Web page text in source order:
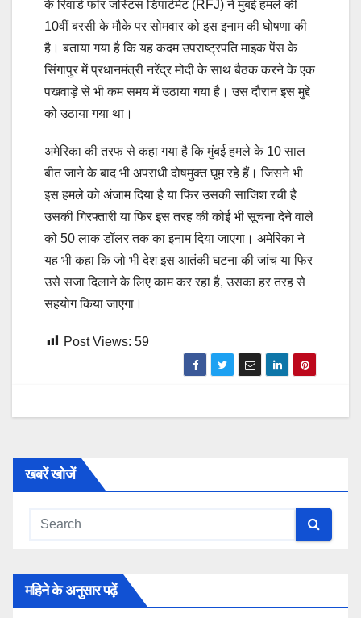
के रिवार्ड फॉर जस्टिस डिपार्टमेंट (RFJ) ने मुंबई हमले की
10वीं बरसी के मौके पर सोमवार को इस इनाम की घोषणा की
है। बताया गया है कि यह कदम उपराष्ट्रपति माइक पेंस के
सिंगापुर में प्रधानमंत्री नरेंद्र मोदी के साथ बैठक करने के एक
पखवाड़े से भी कम समय में उठाया गया है। उस दौरान इस मुद्दे
को उठाया गया था।
अमेरिका की तरफ से कहा गया है कि मुंबई हमले के 10 साल
बीत जाने के बाद भी अपराधी दोषमुक्त घूम रहे हैं। जिसने भी
इस हमले को अंजाम दिया है या फिर उसकी साजिश रची है
उसकी गिरफ्तारी या फिर इस तरह की कोई भी सूचना देने वाले
को 50 लाक डॉलर तक का इनाम दिया जाएगा। अमेरिका ने
यह भी कहा कि जो भी देश इस आतंकी घटना की जांच या फिर
उसे सजा दिलाने के लिए काम कर रहा है, उसका हर तरह से
सहयोग किया जाएगा।
Post Views: 59
खबरें खोजें
महिने के अनुसार पढ़ें